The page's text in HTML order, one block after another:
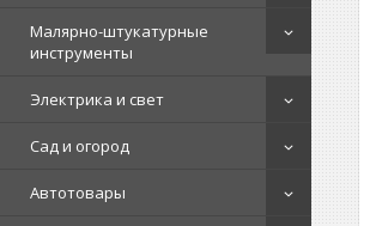
Малярно-штукатурные
инструменты
Электрика и свет
Сад и огород
Автотовары